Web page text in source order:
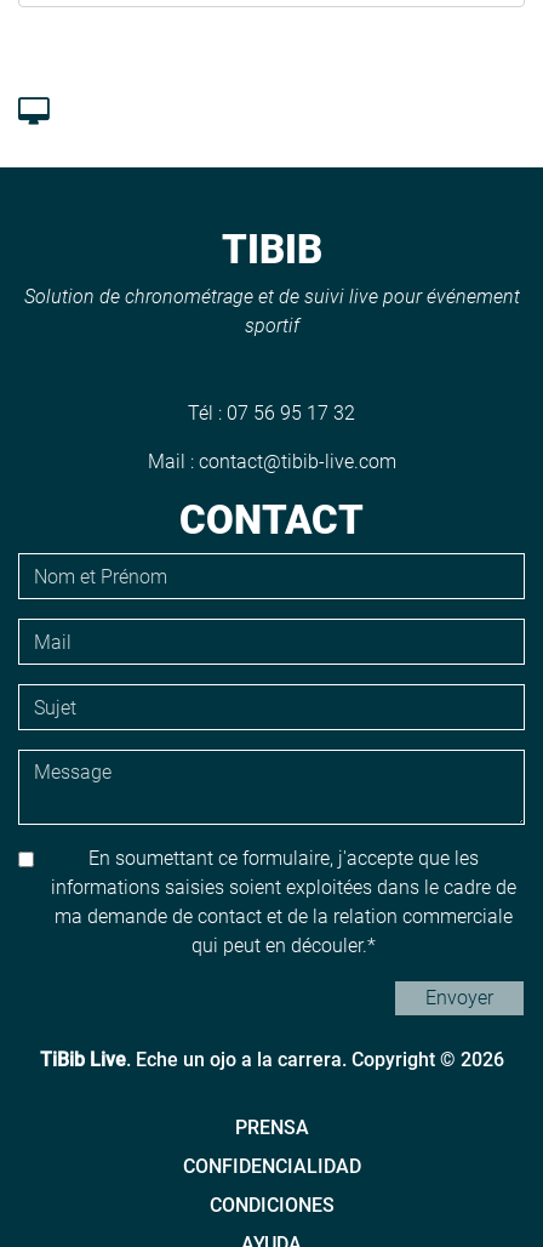
TIBIB
Solution de chronométrage et de suivi live pour événement
sportif
Tél : 07 56 95 17 32
Mail : contact@tibib-live.com
CONTACT
En soumettant ce formulaire, j'accepte que les
informations saisies soient exploitées dans le cadre de
ma demande de contact et de la relation commerciale
qui peut en découler.
Envoyer
TiBib Live. Eche un ojo a la carrera. Copyright © 2026
PRENSA
CONFIDENCIALIDAD
CONDICIONES